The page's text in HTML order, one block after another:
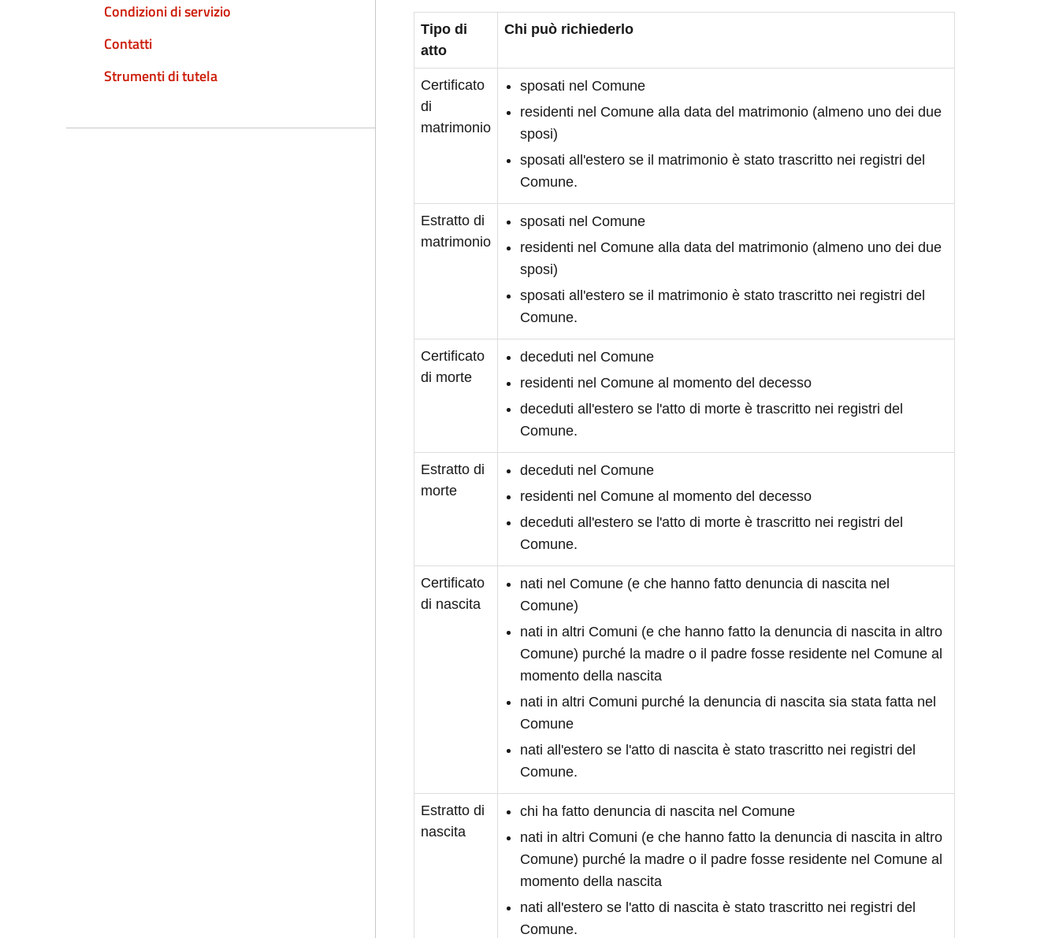
Condizioni di servizio
Contatti
Strumenti di tutela
Tipo di
atto
Chi può richiederlo
Certificato
di
matrimonio
sposati nel Comune
residenti nel Comune alla data del matrimonio (almeno uno dei due
sposi)
sposati all'estero se il matrimonio è stato trascritto nei registri del
Comune.
Estratto di
matrimonio
sposati nel Comune
residenti nel Comune alla data del matrimonio (almeno uno dei due
sposi)
sposati all'estero se il matrimonio è stato trascritto nei registri del
Comune.
Certificato
di morte
deceduti nel Comune
residenti nel Comune al momento del decesso
deceduti all'estero se l'atto di morte è trascritto nei registri del
Comune.
Estratto di
morte
deceduti nel Comune
residenti nel Comune al momento del decesso
deceduti all'estero se l'atto di morte è trascritto nei registri del
Comune.
Certificato
di nascita
nati nel Comune (e che hanno fatto denuncia di nascita nel
Comune)
nati in altri Comuni (e che hanno fatto la denuncia di nascita in altro
Comune) purché la madre o il padre fosse residente nel Comune al
momento della nascita
nati in altri Comuni purché la denuncia di nascita sia stata fatta nel
Comune
nati all'estero se l'atto di nascita è stato trascritto nei registri del
Comune.
Estratto di
nascita
chi ha fatto denuncia di nascita nel Comune
nati in altri Comuni (e che hanno fatto la denuncia di nascita in altro
Comune) purché la madre o il padre fosse residente nel Comune al
momento della nascita
nati all'estero se l'atto di nascita è stato trascritto nei registri del
Comune.